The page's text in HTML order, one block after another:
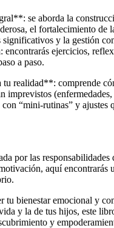
se aborda la
el fortalecimiento de
y la gestión
encontrarás ejercicios,
a paso.
realidad**: comprende
imprevistos (enfermedades,
“mini-rutinas” y ajustes
por las responsabilidades
aquí encontrarás
tu bienestar emocional y
y la de tus hijos, este
y